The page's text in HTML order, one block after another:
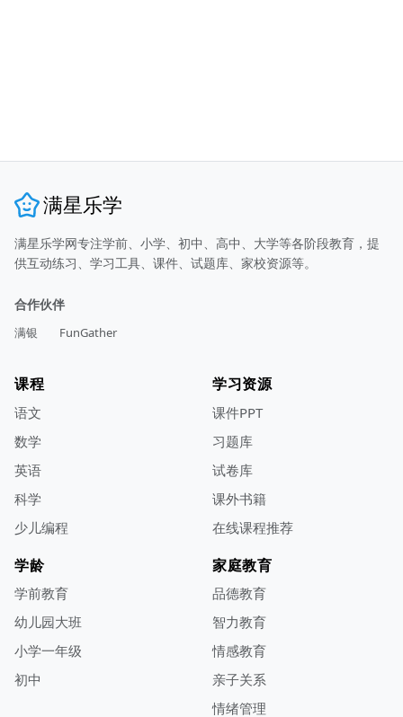
满星乐学
满星乐学网专注学前、小学、初中、高中、大学等各阶段教育，提
供互动练习、学习工具、课件、试题库、家校资源等。
合作伙伴
满银 FunGather
课程
语文
数学
英语
科学
少儿编程
学习资源
课件PPT
习题库
试卷库
课外书籍
在线课程推荐
学龄
学前教育
幼儿园大班
小学一年级
初中
家庭教育
品德教育
智力教育
情感教育
亲子关系
情绪管理